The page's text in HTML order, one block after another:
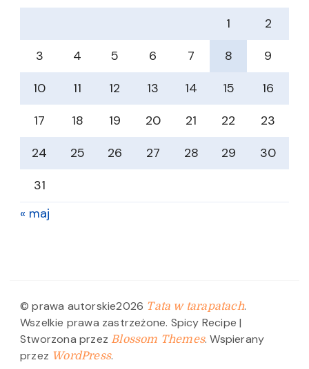
1
2
3
4 5 6 7 8
9
10
11 12 13 14 15
16
17
18 19 20 21 22
23
24
25 26 27 28 29
30
31
« maj
© prawa autorskie2026 Tata w tarapatach.
Wszelkie prawa zastrzeżone. Spicy Recipe |
Stworzona przez Blossom Themes. Wspierany
przez WordPress.